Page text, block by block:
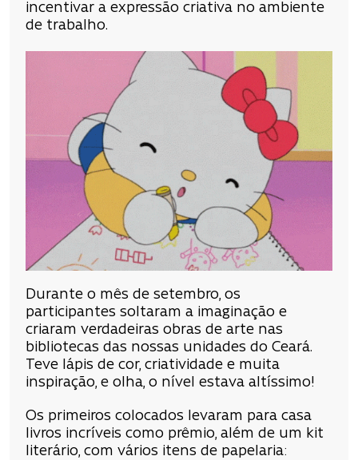
incentivar a expressão criativa no ambiente
de trabalho.
Durante o mês de setembro, os
participantes soltaram a imaginação e
criaram verdadeiras obras de arte nas
bibliotecas das nossas unidades do Ceará.
Teve lápis de cor, criatividade e muita
inspiração, e olha, o nível estava altíssimo!
Os primeiros colocados levaram para casa
livros incríveis como prêmio, além de um kit
literário, com vários itens de papelaria: